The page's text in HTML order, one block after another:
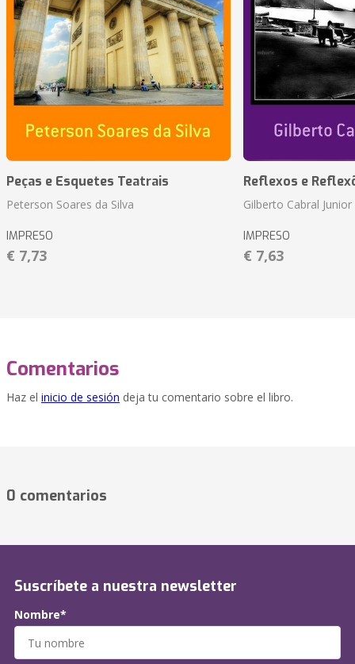
Peças e Esquetes Teatrais
Peterson Soares da Silva
IMPRESO
€ 7,73
Reflexos e
Gilberto Cabral Junior
IMPRESO
€ 7,63
Comentarios
Haz el inicio de sesión deja tu comentario sobre el libro.
0 comentarios
Suscríbete a nuestra newsletter
Nombre*